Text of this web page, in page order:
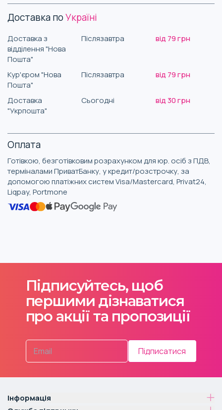
Доставка поУкраїні
Доставка з
відділення "Нова
Пошта"
Післязавтра від 79 грн
Кур'єром "Нова
Пошта"
Післязавтра від 79 грн
Доставка
"Укрпошта"
Сьогодні від 30 грн
Оплата
Готівкою, безготівковим розрахунком для юр. осіб з ПДВ,
терміналами ПриватБанку, у кредит/розстрочку, за
допомогою платіжних систем Visa/Mastercard, Privat24,
Liqpay, Portmone
Підписуйтесь, щоб
першими дізнаватися
про акції та пропозиції
Підписатися
Інформація